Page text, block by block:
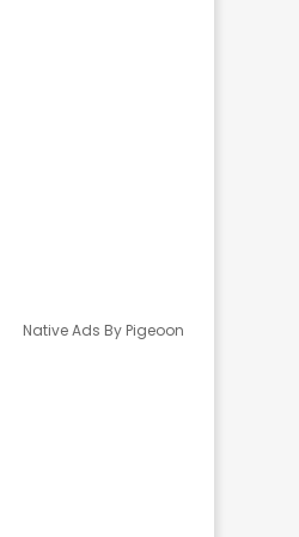
Native Ads By Pigeoon